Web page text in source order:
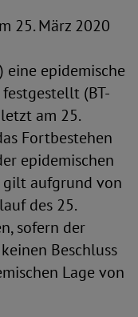
25. März 2020
eine epidemische
(BT-
am 25.
Fortbestehen
epidemischen
gilt aufgrund von
des 25.
sofern der
Beschluss
Lage von